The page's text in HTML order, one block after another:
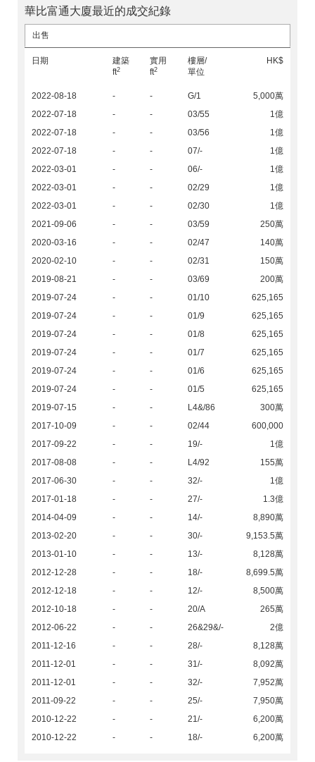
華比富通大廈最近的成交紀錄
出售
日期
建築
ft2
實用
ft2
樓層/
單位
HK$
2022-08-18 - - G/1
5,000萬
2022-07-18
- - 03/55
1億
2022-07-18
- - 03/56
1億
2022-07-18
- - 07/-
1億
2022-03-01
- - 06/-
1億
2022-03-01
- - 02/29
1億
2022-03-01
- - 02/30
1億
2021-09-06
- - 03/59
250萬
2020-03-16
- - 02/47
140萬
2020-02-10
- - 02/31
150萬
2019-08-21
- - 03/69
200萬
2019-07-24
- - 01/10
625,165
2019-07-24
- - 01/9
625,165
2019-07-24
- - 01/8
625,165
2019-07-24
- - 01/7
625,165
2019-07-24
- - 01/6
625,165
2019-07-24
- - 01/5
625,165
2019-07-15
- - L4&/86
300萬
2017-10-09
- - 02/44
600,000
2017-09-22
- - 19/-
1億
2017-08-08
- - L4/92
155萬
2017-06-30
- - 32/-
1億
2017-01-18
- - 27/-
1.3億
2014-04-09
- - 14/-
8,890萬
2013-02-20
- - 30/-
9,153.5萬
2013-01-10
- - 13/-
8,128萬
2012-12-28
- - 18/-
8,699.5萬
2012-12-18
- - 12/-
8,500萬
2012-10-18
- - 20/A
265萬
2012-06-22
- - 26&29&/-
2億
2011-12-16
- - 28/-
8,128萬
2011-12-01
- - 31/-
8,092萬
2011-12-01
- - 32/-
7,952萬
2011-09-22
- - 25/-
7,950萬
2010-12-22
- - 21/-
6,200萬
2010-12-22
- - 18/- 6,200萬